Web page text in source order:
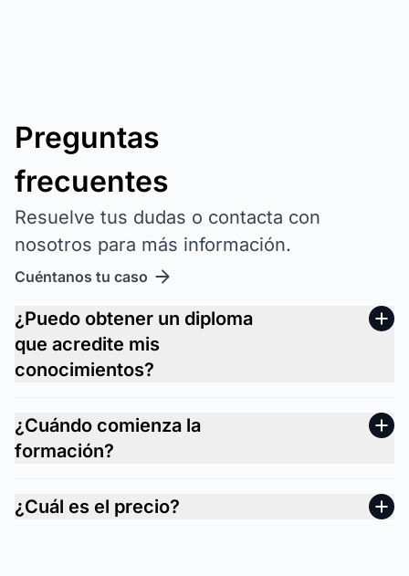
Preguntas
frecuentes
Resuelve tus dudas o contacta con
nosotros para más información.
Cuéntanos tu caso
¿Puedo obtener un diploma
que acredite mis
conocimientos?
¿Cuándo comienza la
formación?
¿Cuál es el precio?